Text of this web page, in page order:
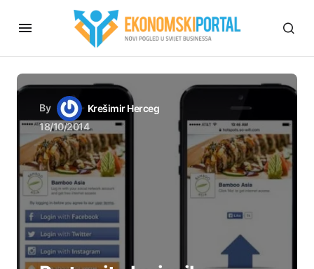
By
Krešimir Herceg
18/10/2014